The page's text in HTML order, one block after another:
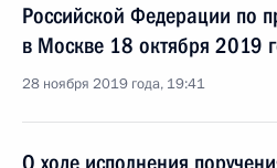
Российской Федерации по
в Москве 18 октября 2019
28 ноября 2019 года, 19:41
О ходе исполнения